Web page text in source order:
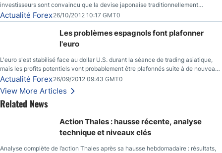
investisseurs sont convaincu que la devise japonaise traditionnellement
sécuritaire devrait chuter de façon importante après la réunion de la Banque du
Japon la semaine prochaine.
Actualité Forex26/10/2012 10:17 GMT0
Les problèmes espagnols font plafonner
l'euro
L'euro s'est stabilisé face au dollar U.S. durant la séance de trading asiatique,
mais les profits potentiels vont probablement être plafonnés suite à de nouveaux
événements liés au renflouement en Espagne, renforçant les inquiétudes des
investisseurs.
Actualité Forex26/09/2012 09:43 GMT0
View More Articles
Related News
Action Thales : hausse récente, analyse
technique et niveaux clés
Analyse complète de l’action Thales après sa hausse hebdomadaire : résultats,